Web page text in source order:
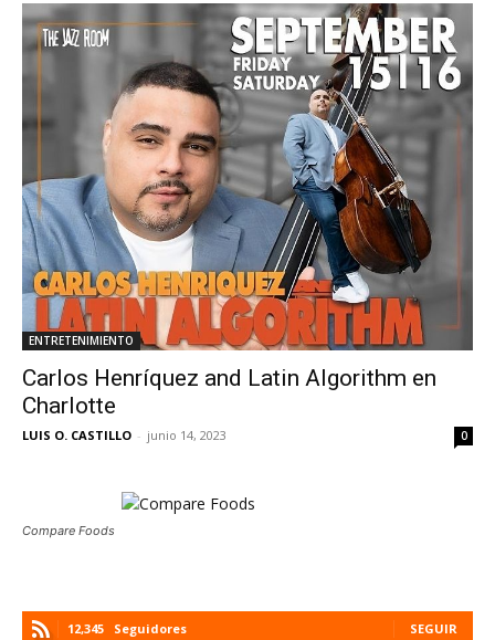
ENTRETENIMIENTO
Carlos Henríquez and Latin Algorithm en
Charlotte
LUIS O. CASTILLO - junio 14, 2023 0
Compare Foods
12,345 Seguidores SEGUIR